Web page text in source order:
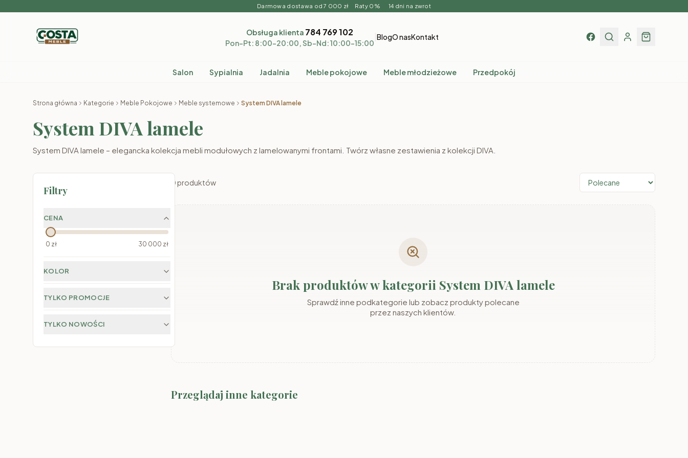
Darmowa dostawa od 7 000 zł Raty 0% 14 dni na zwrot
Obsługa klienta 784 769 102
Pon–Pt: 8:00–20:00, Sb–Nd: 10:00–15:00
BlogO nasKontakt
Salon Sypialnia Jadalnia Meble pokojowe Meble młodzieżowe Przedpokój
Strona główna Kategorie Meble Pokojowe Meble systemowe System DIVA lamele
System DIVA lamele
System DIVA lamele – elegancka kolekcja mebli modułowych z lamelowanymi frontami. Twórz własne zestawienia z kolekcji DIVA.
Filtry
CENA
0 zł 30 000 zł
KOLOR
TYLKO PROMOCJE
TYLKO NOWOŚCI
0produktów
Brak produktów w kategorii System DIVA lamele
Sprawdź inne podkategorie lub zobacz produkty polecane
przez naszych klientów.
Przeglądaj inne kategorie
System Marco-2
Kolory
System MARLY
kaszmir/szary